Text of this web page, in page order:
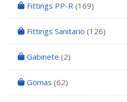
Fittings PP-R (169)
Fittings Sanitario (126)
Gabinete (2)
Gomas (62)